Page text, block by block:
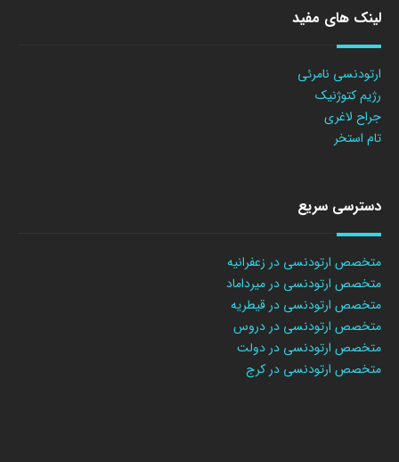
لینک های مفید
ارتودنسی نامرئی
رژیم کتوژنیک
جراح لاغری
تام استخر
دسترسی سریع
متخصص ارتودنسی در زعفرانیه
متخصص ارتودنسی در میرداماد
متخصص ارتودنسی در قیطریه
متخصص ارتودنسی در دروس
متخصص ارتودنسی در دولت
متخصص ارتودنسی در کرج